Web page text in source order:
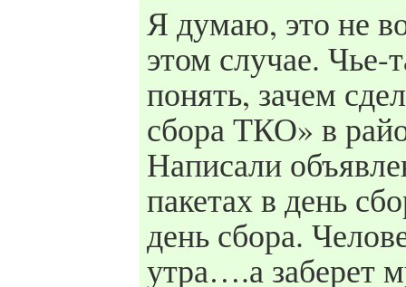
Я думаю, это не
этом случае. Чье-
понять, зачем
сбора ТКО» в
Написали
пакетах в день
день сбора.
утра….а заберет